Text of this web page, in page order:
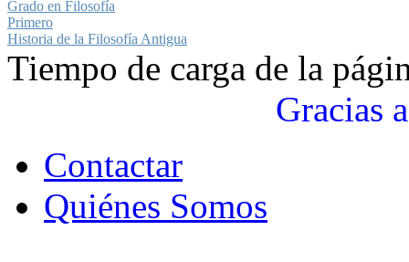
Grado en Filosofía
Primero
Historia de la Filosofía Antigua
Tiempo de carga de la
Gracias a
Contactar
Quiénes Somos